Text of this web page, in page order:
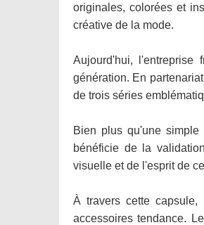
originales, colorées et
créative de la mode.
Aujourd'hui,
génération. En
de trois séries
Bien plus qu'une
bénéficie de la
visuelle et de l'esprit de
À travers cette capsule,
accessoires tendance.